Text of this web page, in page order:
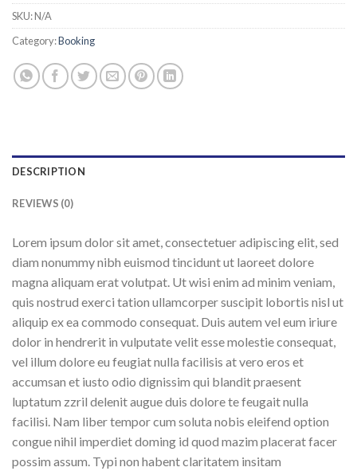
SKU:N/A
Category:Booking
DESCRIPTION
REVIEWS (0)
Lorem ipsum dolor sit amet, consectetuer adipiscing elit, sed
diam nonummy nibh euismod tincidunt ut laoreet dolore
magna aliquam erat volutpat. Ut wisi enim ad minim veniam,
quis nostrud exerci tation ullamcorper suscipit lobortis nisl ut
aliquip ex ea commodo consequat. Duis autem vel eum iriure
dolor in hendrerit in vulputate velit esse molestie consequat,
vel illum dolore eu feugiat nulla facilisis at vero eros et
accumsan et iusto odio dignissim qui blandit praesent
luptatum zzril delenit augue duis dolore te feugait nulla
facilisi. Nam liber tempor cum soluta nobis eleifend option
congue nihil imperdiet doming id quod mazim placerat facer
possim assum. Typi non habent claritatem insitam